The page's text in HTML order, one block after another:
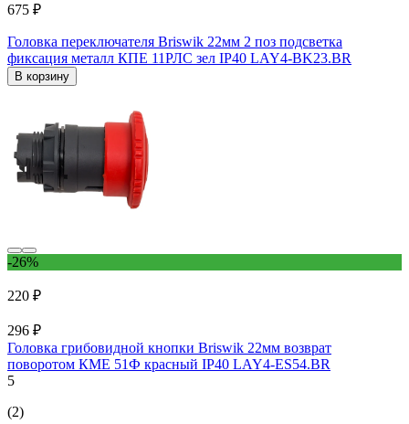
675 ₽
Головка переключателя Briswik 22мм 2 поз подсветка
фиксация металл КПЕ 11РЛС зел IP40 LAY4-BK23.BR
В корзину
-26%
220 ₽
296 ₽
Головка грибовидной кнопки Briswik 22мм возврат
поворотом КМЕ 51Ф красный IP40 LAY4-ES54.BR
5
(2)